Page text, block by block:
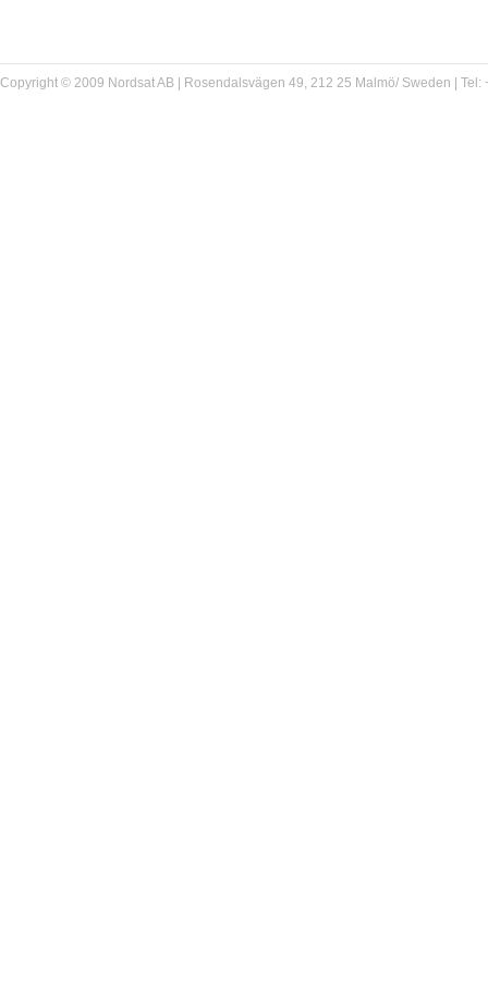
Copyright © 2009 Nordsat AB | Rosendalsvägen 49, 212 25 Malmö/ Sweden |